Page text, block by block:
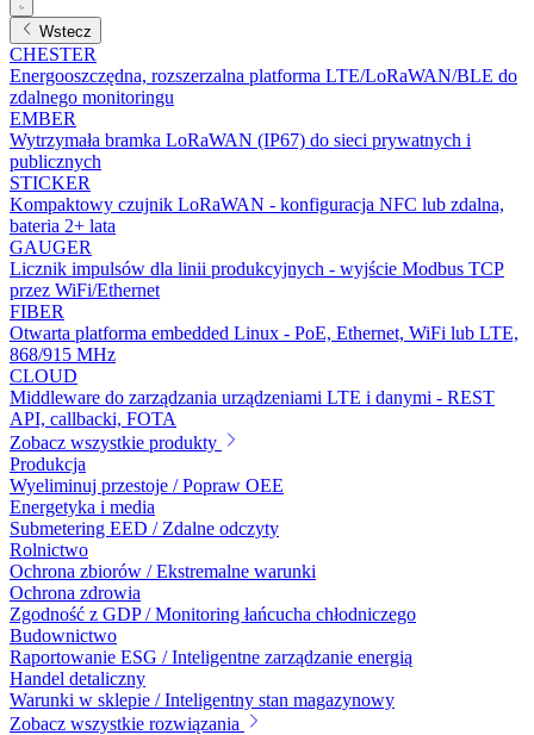
Wstecz
CHESTER
Energooszczędna, rozszerzalna platforma LTE/LoRaWAN/BLE do
zdalnego monitoringu
EMBER
Wytrzymała bramka LoRaWAN (IP67) do sieci prywatnych i
publicznych
STICKER
Kompaktowy czujnik LoRaWAN - konfiguracja NFC lub zdalna,
bateria 2+ lata
GAUGER
Licznik impulsów dla linii produkcyjnych - wyjście Modbus TCP
przez WiFi/Ethernet
FIBER
Otwarta platforma embedded Linux - PoE, Ethernet, WiFi lub LTE,
868/915 MHz
CLOUD
Middleware do zarządzania urządzeniami LTE i danymi - REST
API, callbacki, FOTA
Zobacz wszystkie produkty
Produkcja
Wyeliminuj przestoje / Popraw OEE
Energetyka i media
Submetering EED / Zdalne odczyty
Rolnictwo
Ochrona zbiorów / Ekstremalne warunki
Ochrona zdrowia
Zgodność z GDP / Monitoring łańcucha chłodniczego
Budownictwo
Raportowanie ESG / Inteligentne zarządzanie energią
Handel detaliczny
Warunki w sklepie / Inteligentny stan magazynowy
Zobacz wszystkie rozwiązania